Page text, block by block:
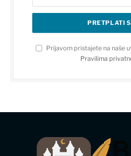
Prijavom pristajete na naše
Pravilima